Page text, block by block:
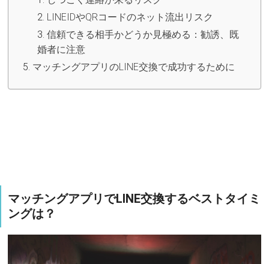
LINEIDやQRコードのネット流出リスク
信頼できる相手かどうか見極める：勧誘、既
婚者に注意
マッチングアプリのLINE交換で成功するために
マッチングアプリでLINE交換するベストタイミ
ングは？